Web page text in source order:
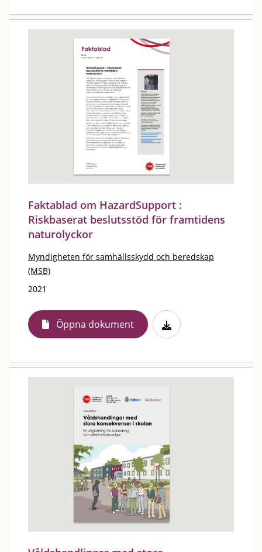
Faktablad om HazardSupport :
Riskbaserat beslutsstöd för framtidens
naturolyckor
Myndigheten för samhällsskydd och beredskap
(MSB)
2021
Öppna dokument